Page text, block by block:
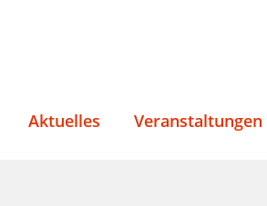
Aktuelles Veranstaltungen